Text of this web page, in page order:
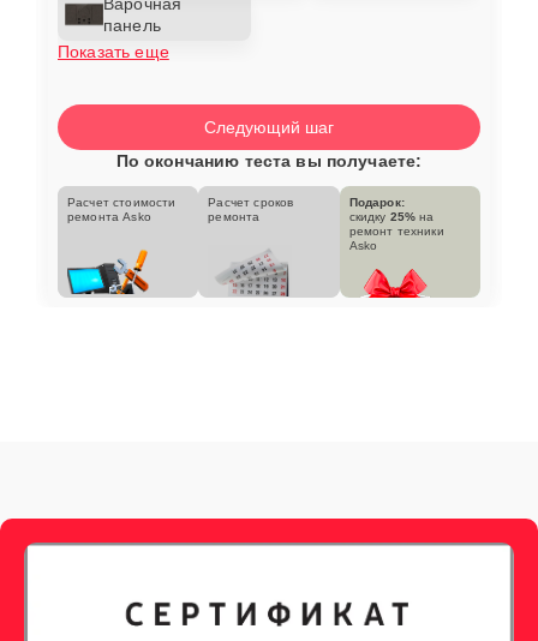
панель
Показать еще
Следующий шаг
По окончанию теста вы получаете:
Расчет стоимости
ремонта Asko
Расчет сроков
ремонта
Подарок:
скидку 25% на
ремонт техники
Asko